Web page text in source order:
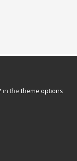
in the theme options